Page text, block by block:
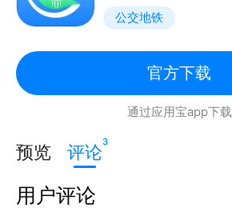
公交地铁
官方下载
通过应用宝app下载
预览 评论3
用户评论